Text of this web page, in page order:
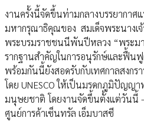
งานครั้งนี้จัดขึ้นท่ามกลางบรรยากาศ
มหากรุณาธิคุณของ สมเด็จพระนางเ
พระบรมราชชนนีพันปีหลวง “พระมา
รากฐานสำคัญในการอนุรักษ์และฟื้น
พร้อมกันนี้ยังสอดรับกับเทศกาลสงกร
โดย UNESCO ให้เป็นมรดกภูมิปัญญ
มนุษยชาติ โดยงานจัดขึ้นตั้งแต่วันนี้
ศูนย์การค้าเซ็นทรัล เอ็มบาสซี